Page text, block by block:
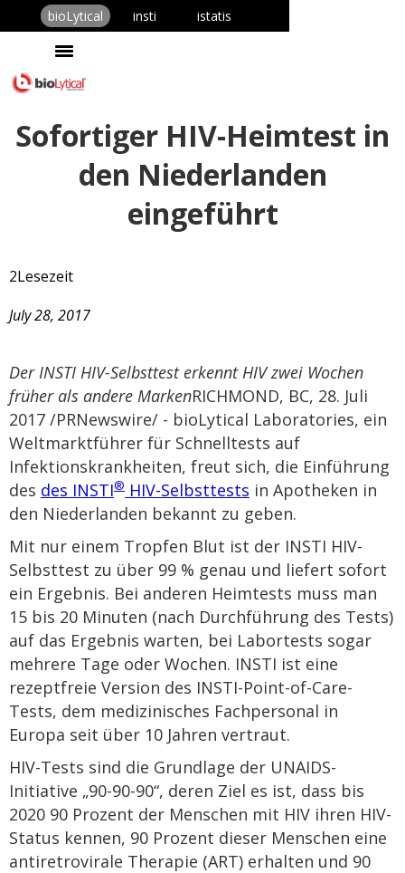
bioLytical insti istatis
Sofortiger HIV-Heimtest in
den Niederlanden
eingeführt
2Lesezeit
July 28, 2017
Der INSTI HIV-Selbsttest erkennt HIV zwei Wochen
früher als andere MarkenRICHMOND, BC, 28. Juli
2017 /PRNewswire/ - bioLytical Laboratories, ein
Weltmarktführer für Schnelltests auf
Infektionskrankheiten, freut sich, die Einführung
des des INSTI® HIV-Selbsttests in Apotheken in
den Niederlanden bekannt zu geben.
Mit nur einem Tropfen Blut ist der INSTI HIV-
Selbsttest zu über 99 % genau und liefert sofort
ein Ergebnis. Bei anderen Heimtests muss man
15 bis 20 Minuten (nach Durchführung des Tests)
auf das Ergebnis warten, bei Labortests sogar
mehrere Tage oder Wochen. INSTI ist eine
rezeptfreie Version des INSTI-Point-of-Care-
Tests, dem medizinisches Fachpersonal in
Europa seit über 10 Jahren vertraut.
HIV-Tests sind die Grundlage der UNAIDS-
Initiative „90-90-90“, deren Ziel es ist, dass bis
2020 90 Prozent der Menschen mit HIV ihren HIV-
Status kennen, 90 Prozent dieser Menschen eine
antiretrovirale Therapie (ART) erhalten und 90